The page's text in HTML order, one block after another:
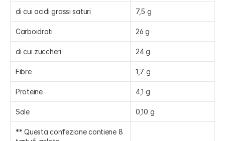
di cui acidi grassi saturi 7,5 g
Carboidrati 26 g
di cui zuccheri 24 g
Fibre 1,7 g
Proteine 4,1 g
Sale 0,10 g
** Questa confezione contiene 8